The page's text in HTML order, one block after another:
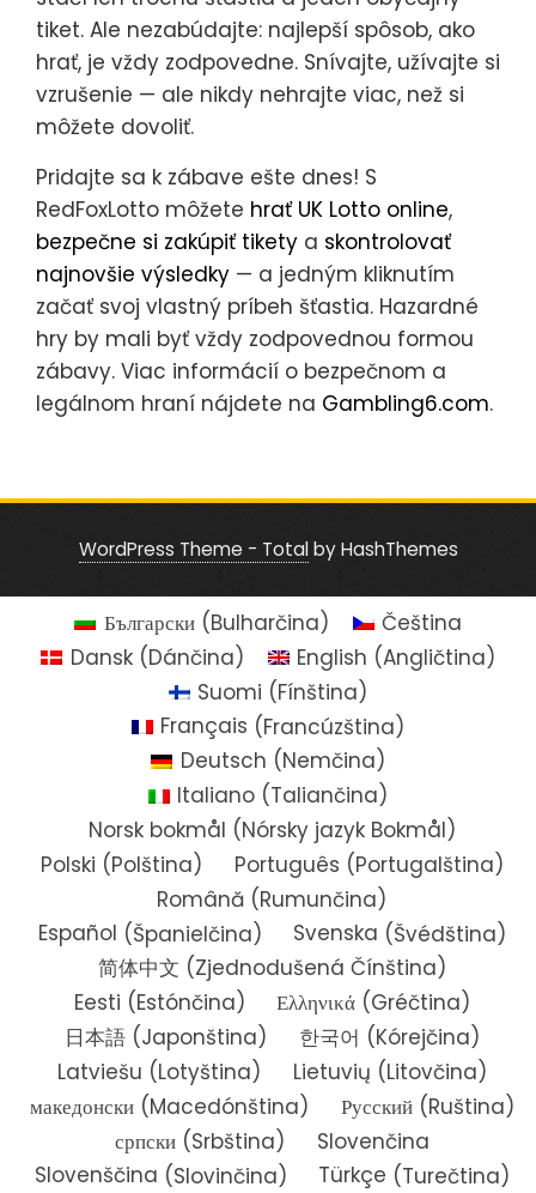
tiket. Ale nezabúdajte: najlepší spôsob, ako
hrať, je vždy zodpovedne. Snívajte, užívajte si
vzrušenie — ale nikdy nehrajte viac, než si
môžete dovoliť.
Pridajte sa k zábave ešte dnes! S
RedFoxLotto môžete hrať UK Lotto online,
bezpečne si zakúpiť tikety a skontrolovať
najnovšie výsledky — a jedným kliknutím
začať svoj vlastný príbeh šťastia. Hazardné
hry by mali byť vždy zodpovednou formou
zábavy. Viac informácií o bezpečnom a
legálnom hraní nájdete na Gambling6.com.
WordPress Theme - Totalby HashThemes
Български(Bulharčina)
Čeština
Dansk(Dánčina) English (Angličtina)
Suomi (Fínština)
Français (Francúzština)
Deutsch (Nemčina)
Italiano (Taliančina)
Norsk bokmål (Nórsky jazyk Bokmål)
Polski (Polština) Português (Portugalština)
Română (Rumunčina)
Español (Španielčina) Svenska (Švédština)
简体中文 (Zjednodušená Čínština)
Eesti (Estónčina) Ελληνικά (Gréčtina)
日本語 (Japonština) 한국어 (Kórejčina)
Latviešu (Lotyština) Lietuvių (Litovčina)
македонски (Macedónština) Русский(Ruština)
српски (Srbština)
Slovenčina
Slovenščina (Slovinčina) Türkçe (Turečtina)